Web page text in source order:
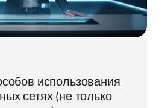
использования
сетях (не только